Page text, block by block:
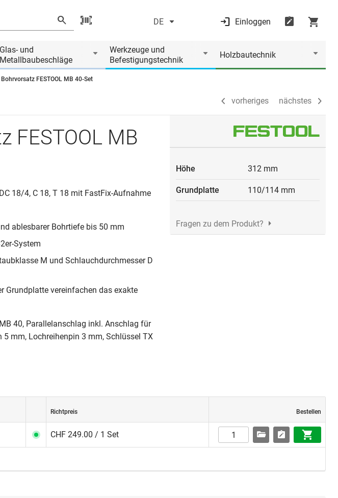
DE Einloggen
Glas- und
Metallbaubeschläge
Werkzeuge und
Befestigungstechnik
Holzbautechnik
FESTOOL MB 40-Set
vorheriges nächstes
vorheriges nächstes
FESTOOL MB
18/4, C 18, T 18 mit FastFix-Aufnahme
ablesbarer Bohrtiefe bis 50 mm
System
M und Schlauchdurchmesser D
Grundplatte vereinfachen das exakte
40, Parallelanschlag inkl. Anschlag für
mm, Lochreihenpin 3 mm, Schlüssel TX
Höhe 312 mm
Grundplatte 110/114 mm
Fragen zu dem Produkt?
Richtpreis Bestellen
CHF 249.00 / 1 Set